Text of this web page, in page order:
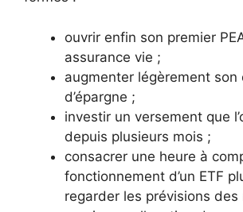
ouvrir enfin son premier
assurance vie ;
augmenter légèrement
d’épargne ;
investir un versement que
depuis plusieurs mois ;
consacrer une heure à
fonctionnement d’un ETF
regarder les prévisions des